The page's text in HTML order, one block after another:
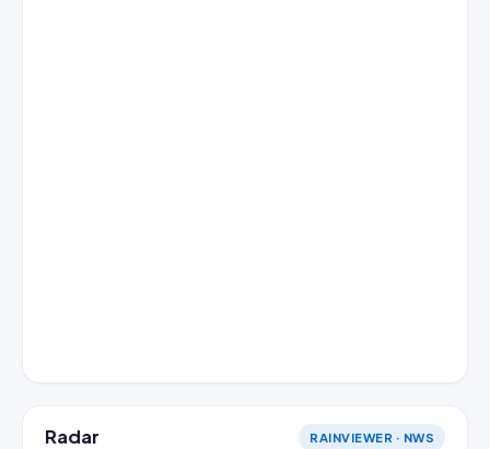
Radar RAINVIEWER · NWS